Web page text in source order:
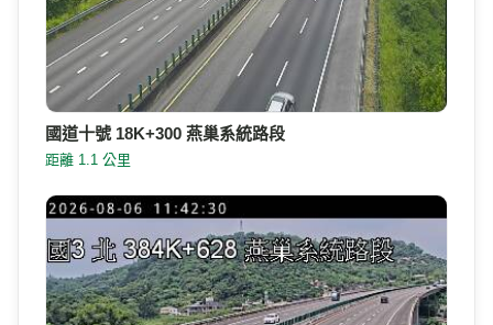
國道十號 18K+300 燕巢系統路段
距離 1.1 公里